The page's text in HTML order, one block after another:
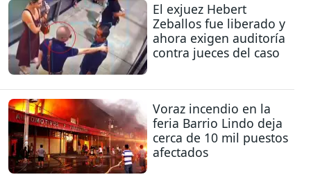
El exjuez Hebert
Zeballos fue liberado y
ahora exigen auditoría
contra jueces del caso
Voraz incendio en la
feria Barrio Lindo deja
cerca de 10 mil puestos
afectados